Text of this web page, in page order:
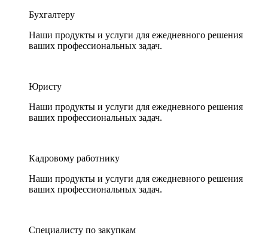
Бухгалтеру
Наши продукты и услуги для ежедневного решения
ваших профессиональных задач.
Юристу
Наши продукты и услуги для ежедневного решения
ваших профессиональных задач.
Кадровому работнику
Наши продукты и услуги для ежедневного решения
ваших профессиональных задач.
Специалисту по закупкам